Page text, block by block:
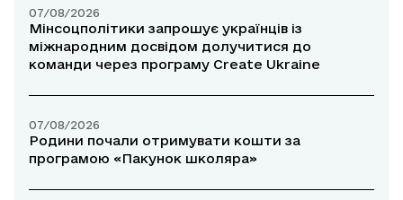
07/08/2026
Мінсоцполітики запрошує українців із
міжнародним досвідом долучитися до
команди через програму Create Ukraine
07/08/2026
Родини почали отримувати кошти за
програмою «Пакунок школяра»